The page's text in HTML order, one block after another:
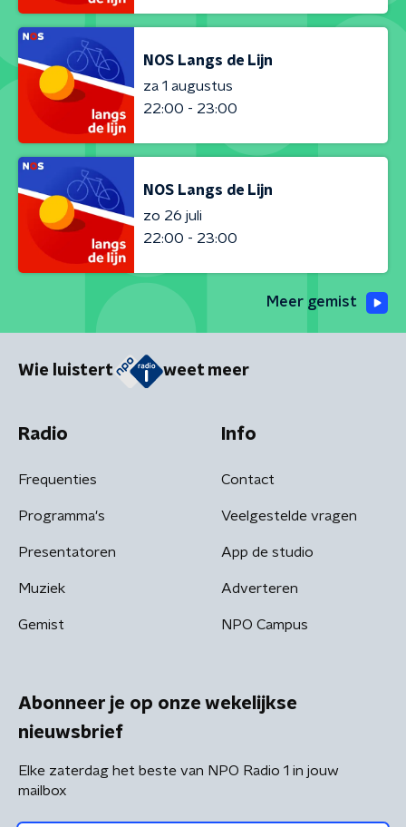
NOS Langs de Lijn
za 1 augustus
22:00 - 23:00
NOS Langs de Lijn
zo 26 juli
22:00 - 23:00
Meer gemist
Wie luistert weet meer
Radio
Frequenties
Programma's
Presentatoren
Muziek
Gemist
Info
Contact
Veelgestelde vragen
App de studio
Adverteren
NPO Campus
Abonneer je op onze wekelijkse
nieuwsbrief
Elke zaterdag het beste van NPO Radio 1 in jouw
mailbox